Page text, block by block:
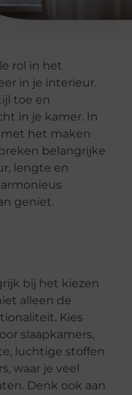
rol in het
in je interieur.
toe en
in je kamer. In
het maken
belangrijke
lengte en
geniet.
bij het kiezen
alleen de
Kies
slaapkamers,
luchtige stoffen
waar je veel
Denk ook aan